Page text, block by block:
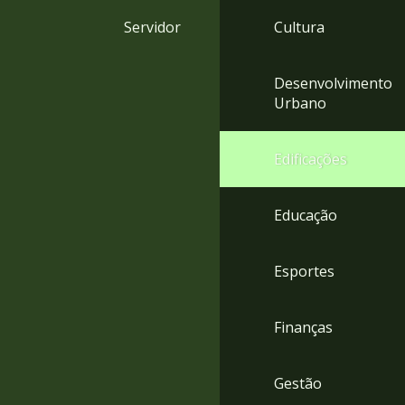
Servidor Cultura
Desenvolvimento
Urbano
Edificações
Educação
Esportes
Finanças
Gestão